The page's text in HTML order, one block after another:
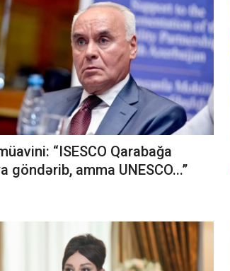
“ISESCO Qarabağa
göndərib, amma UNESCO...”